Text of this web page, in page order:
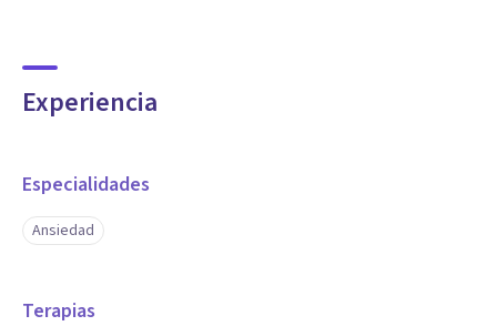
Experiencia
Especialidades
Ansiedad
Terapias